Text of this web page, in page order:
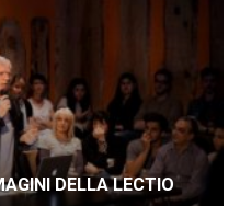
DELLA LECTIO